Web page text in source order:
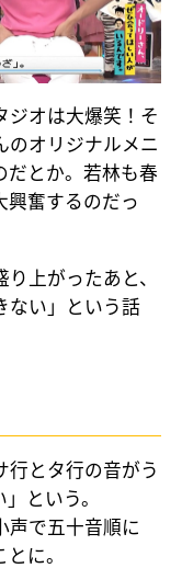
ジオは大爆笑！そ
のオリジナルメニ
だとか。若林も春
興奮するのだっ
上がったあと、
ない」という話
行とタ行の音がう
という。
声で五十音順に
に。